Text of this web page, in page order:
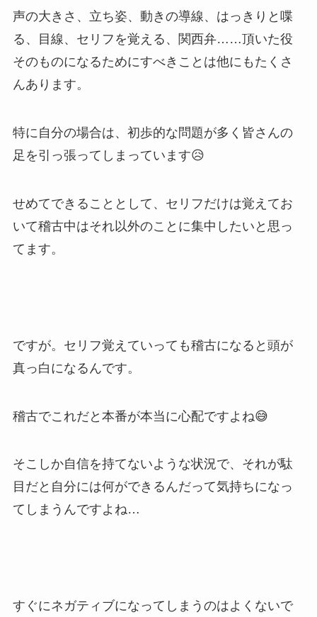
声の大きさ、立ち姿、動きの導線、はっきりと喋
る、目線、セリフを覚える、関西弁……頂いた役
そのものになるためにすべきことは他にもたくさ
んあります。
特に自分の場合は、初歩的な問題が多く皆さんの
足を引っ張ってしまっています😥
せめてできることとして、セリフだけは覚えてお
いて稽古中はそれ以外のことに集中したいと思っ
てます。
ですが。セリフ覚えていっても稽古になると頭が
真っ白になるんです。
稽古でこれだと本番が本当に心配ですよね😅
そこしか自信を持てないような状況で、それが駄
目だと自分には何ができるんだって気持ちになっ
てしまうんですよね…
すぐにネガティブになってしまうのはよくないで